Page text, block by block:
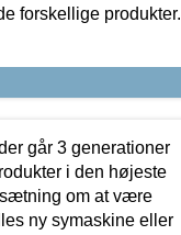
forskellige produkter.
går 3 generationer
i den højeste
om at være
ny symaskine eller